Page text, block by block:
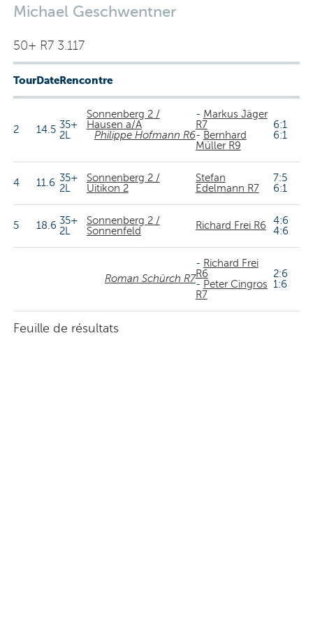
Michael Geschwentner
50+ R7 3.117
TourDateRencontre
2 14.5 35+
2L
Sonnenberg 2 /
Hausen a/A
Philippe Hofmann R6
- Markus Jäger
R7
- Bernhard
Müller R9
6:1
6:1
4 11.6 35+
2L
Sonnenberg 2 /
Uitikon 2
Stefan
Edelmann R7
7:5
6:1
5 18.6 35+
2L
Sonnenberg 2 /
Sonnenfeld
Richard Frei R6
4:6
4:6
Roman Schürch R7
- Richard Frei
R6
- Peter Cingros
R7
2:6
1:6
Feuille de résultats